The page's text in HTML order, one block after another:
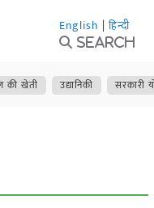
English | हिन्दी
Search
की खेती उद्यानिकी सरकारी